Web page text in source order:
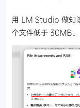
用 LM Studio 做知
个文件低于 30MB。